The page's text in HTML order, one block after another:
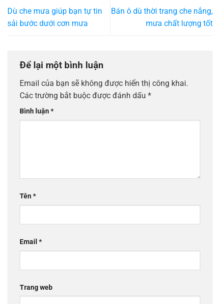
Dù che mưa giúp bạn tự tin
sải bước dưới cơn mưa
Bán ô dù thời trang che nắng,
mưa chất lượng tốt
Để lại một bình luận
Email của bạn sẽ không được hiển thị công khai.
Các trường bắt buộc được đánh dấu *
Bình luận*
Tên*
Email *
Trang web